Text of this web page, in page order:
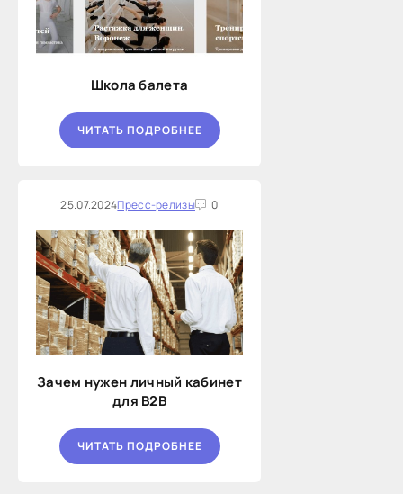
Школа балета
ЧИТАТЬ ПОДРОБНЕЕ
25.07.2024Пресс-релизы 0
Зачем нужен личный кабинет
для B2B
ЧИТАТЬ ПОДРОБНЕЕ